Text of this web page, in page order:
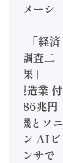
トメーシ
】「経済
態調査二
結果」
年製造業 付
額86兆円
電機とソニ
コン AIビ
センサで